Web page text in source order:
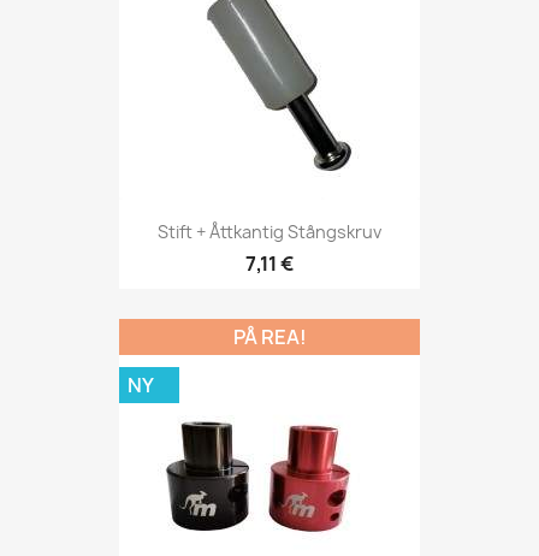
Stift + Åttkantig Stångskruv
7,11 €
PÅ REA!
NY